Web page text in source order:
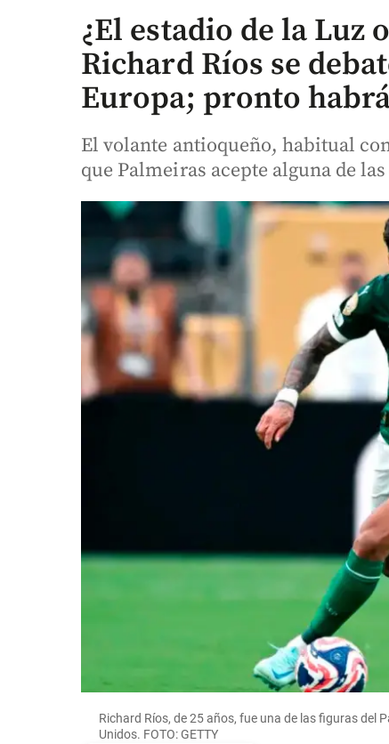
¿El estadio de la Luz
Richard Ríos se
Europa; pronto
El volante antioqueño, habitual
que Palmeiras acepte alguna de
Richard Ríos, de 25 años, fue una de las figuras del
Unidos. FOTO: GETTY